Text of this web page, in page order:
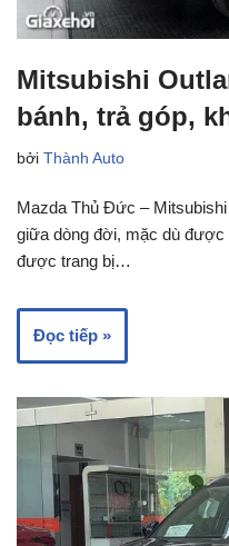
Mitsubishi
bánh, trả góp,
bởi Thành Auto
Mazda Thủ Đức –
giữa dòng đời, mặc dù được
được trang bị…
Đọc tiếp »